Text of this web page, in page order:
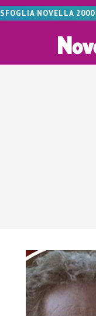
SFOGLIA NOVELLA